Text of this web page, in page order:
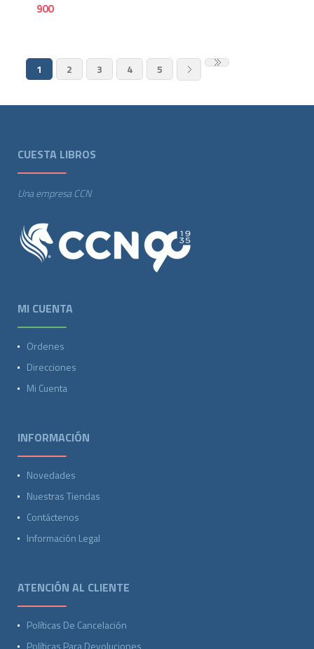
900
1 2 3 4 5
CUESTA LIBROS
Una empresa CCN
MI CUENTA
Ordenes
Direcciones
Mi Cuenta
INFORMACIÓN
Novedades
Nuestras Tiendas
Contáctenos
Información Legal
ATENCIÓN AL CLIENTE
Políticas De Cancelación